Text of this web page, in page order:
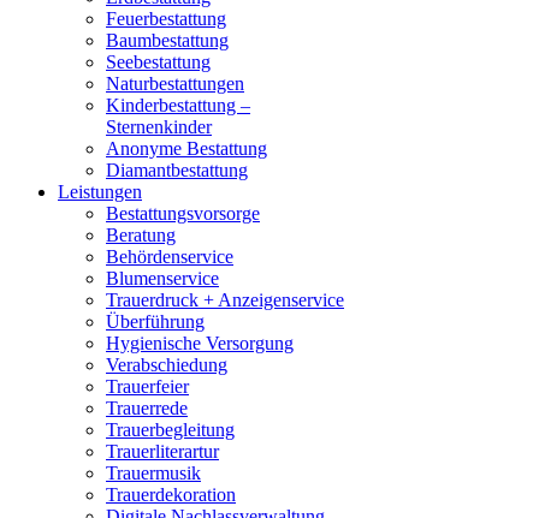
Feuerbestattung
Baumbestattung
Seebestattung
Naturbestattungen
Kinderbestattung –
Sternenkinder
Anonyme Bestattung
Diamantbestattung
Leistungen
Bestattungsvorsorge
Beratung
Behördenservice
Blumenservice
Trauerdruck + Anzeigenservice
Überführung
Hygienische Versorgung
Verabschiedung
Trauerfeier
Trauerrede
Trauerbegleitung
Trauerliterartur
Trauermusik
Trauerdekoration